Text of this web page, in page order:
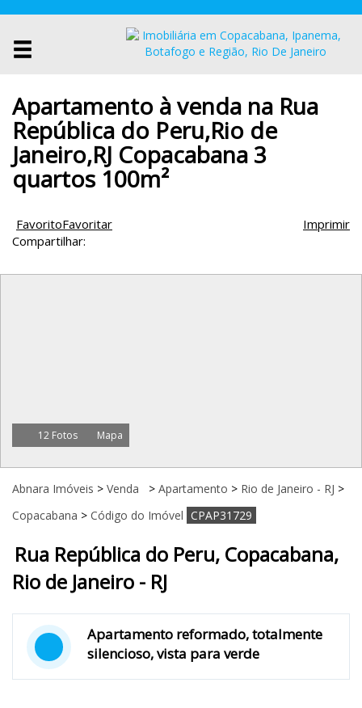
Apartamento à venda na Rua
República do Peru,Rio de
Janeiro,RJ Copacabana 3
quartos 100m²
FavoritoFavoritar
Imprimir
Compartilhar:
12 Fotos Mapa
Abnara Imóveis > Venda > Apartamento > Rio de Janeiro - RJ >
Copacabana > Código do Imóvel CPAP31729
Rua República do Peru, Copacabana,
Rio de Janeiro - RJ
Apartamento reformado, totalmente
silencioso, vista para verde